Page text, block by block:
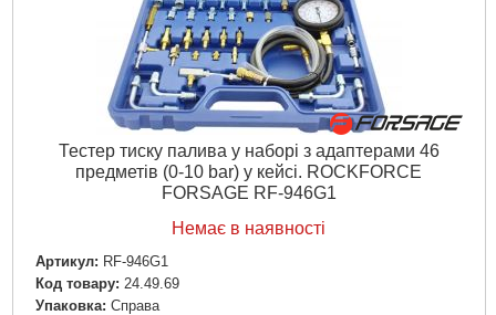
Тестер тиску палива у наборі з адаптерами 46
предметів (0-10 bar) у кейсі. ROCKFORCE
FORSAGE RF-946G1
Немає в наявності
Артикул: RF-946G1
Код товару: 24.49.69
Упаковка: Справа